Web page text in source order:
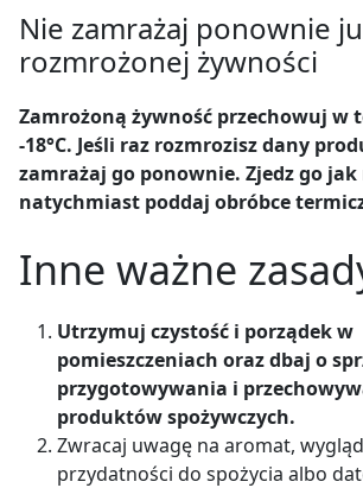
Nie zamrażaj ponownie
rozmrożonej żywności
Zamrożoną żywność przechowuj w
-18°C. Jeśli raz rozmrozisz dany
zamrażaj go ponownie. Zjedz go
natychmiast poddaj obróbce
Inne ważne
Utrzymuj czystość i porządek w
pomieszczeniach oraz dbaj o
przygotowywania i
produktów spożywczych.
Zwracaj uwagę na aromat,
przydatności do spożycia albo